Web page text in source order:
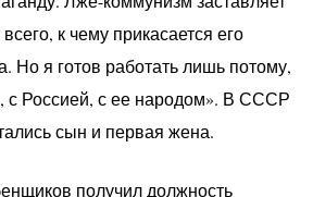
к чему прикасается его
Но я готов работать лишь потому,
с Россией, с ее народом». В СССР
сын и первая жена.
получил должность